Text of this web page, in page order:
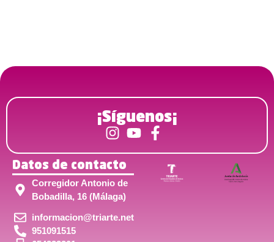
¡Síguenos¡
Datos de contacto
Corregidor Antonio de
Bobadilla, 16 (Málaga)
informacion@triarte.net
951091515